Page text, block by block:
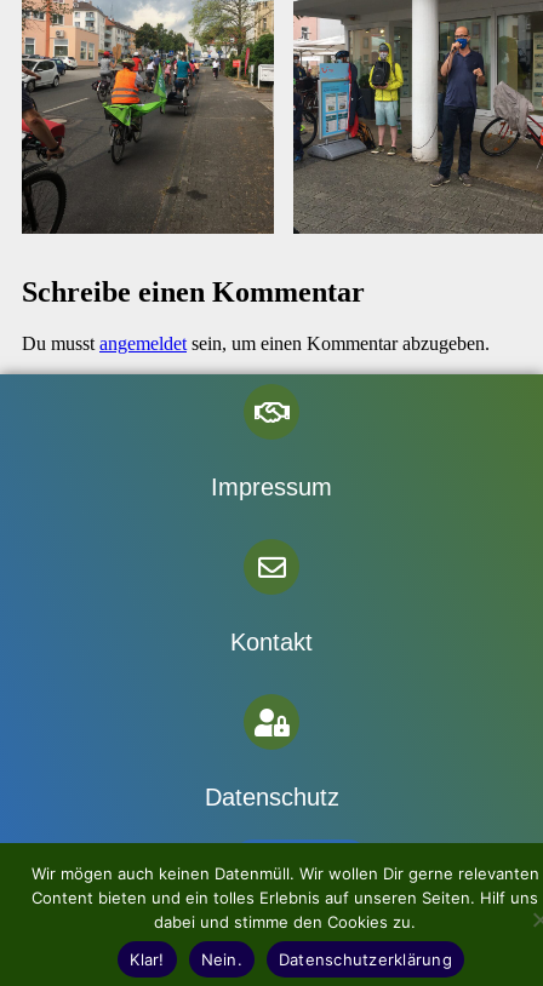
Schreibe einen Kommentar
Du musst angemeldet sein, um einen Kommentar abzugeben.
Impressum
Kontakt
Datenschutz
Newsletter
Wir mögen auch keinen Datenmüll. Wir wollen Dir gerne relevanten
Content bieten und ein tolles Erlebnis auf unseren Seiten. Hilf uns
dabei und stimme den Cookies zu.
Klar!
Nein. Datenschutzerklärung